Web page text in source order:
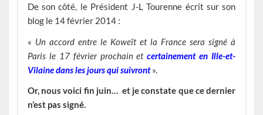
De son côté, le Président J-L Tourenne écrit sur son
blog le 14 février 2014 :
« Un accord entre le Koweît et la France sera signé à
Paris le 17 février prochain etcertainement en Ille-et-
Vilainedans les jours qui suivront».
Or, nous voici fin juin… et je constate que ce dernier
n’est pas signé.